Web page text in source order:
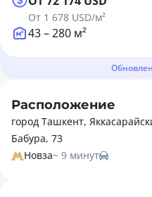
От 1 678 USD/м²
43 – 280 м²
Расположение
город Ташкент,
Бабура, 73
Новза~ 9 минут